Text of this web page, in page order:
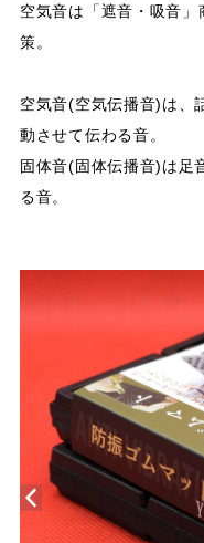
空気音は「遮音・吸音
策。
空気音(空気伝播音)は、
動させて伝わる音。
固体音(固体伝播音)は足
る音。